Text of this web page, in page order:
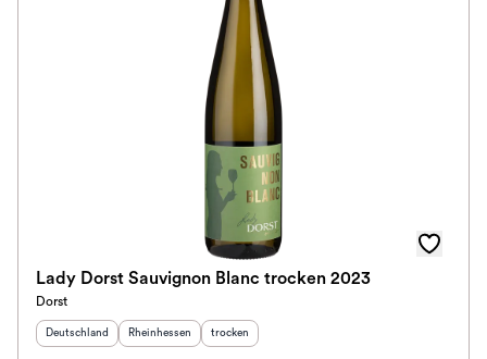
Lady Dorst Sauvignon Blanc trocken 2023
Dorst
Herkunftsland
Deutschland Herkunftsregion :
Rheinhessen Geschmack
trocken